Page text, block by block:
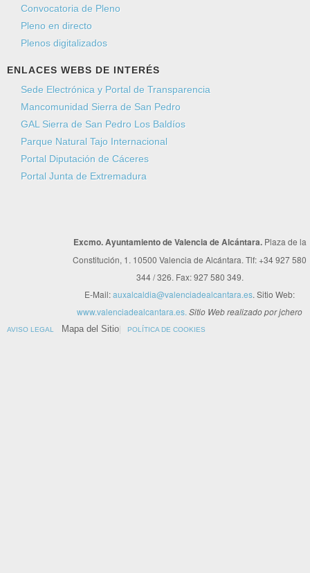
Convocatoria de Pleno
Pleno en directo
Plenos digitalizados
ENLACES WEBS DE INTERÉS
Sede Electrónica y Portal de Transparencia
Mancomunidad Sierra de San Pedro
GAL Sierra de San Pedro Los Baldíos
Parque Natural Tajo Internacional
Portal Diputación de Cáceres
Portal Junta de Extremadura
Excmo. Ayuntamiento de Valencia de Alcántara. Plaza de la
Constitución, 1. 10500 Valencia de Alcántara. Tlf: +34 927 580
344 / 326. Fax: 927 580 349.
E-Mail:auxalcaldia@valenciadealcantara.es. Sitio Web:
www.valenciadealcantara.es. Sitio Web realizado por jchero
AVISO LEGAL Mapa del Sitio POLÍTICA DE COOKIES